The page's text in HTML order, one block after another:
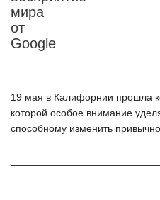
мира
от
Google
19 мая в Калифорнии прошла
которой особое внимание
способному изменить